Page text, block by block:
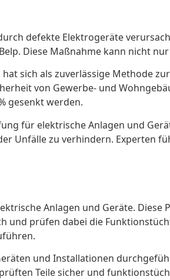
defekte Elektrogeräte
Diese Maßnahme kann nicht
sich als zuverlässige Methode
von Gewerbe- und
gesenkt werden.
für elektrische Anlagen und
Unfälle zu verhindern. Experten
Anlagen und Geräte.
und prüfen dabei die
und Installationen
Teile sicher und